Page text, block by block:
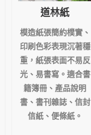
道林紙
模造紙張簡約樸實、
印刷色彩表現沉著穩
重，紙張表面不易反
光、易書寫。適合書
籍簿冊、產品說明
書、書刊雜誌、信封
信紙、便條紙。